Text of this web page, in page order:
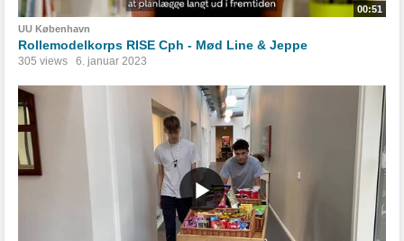
00:51
UU København
Rollemodelkorps RISE Cph - Mød Line & Jeppe
305 views 6. januar 2023